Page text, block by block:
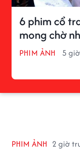
6 phim cổ
mong chờ
PHIM ẢNH 5
PHIM ẢNH 2 giờ